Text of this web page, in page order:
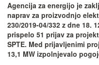
Agencija za energijo je
naprav za proizvodnjo
230/2019-04/332 z dne 18.
prispelo 51 prijav za
SPTE. Med prijavljenimi
13,1 MW izpolnjevalo